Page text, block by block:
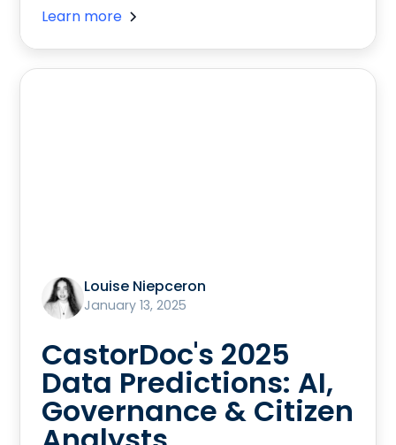
Learn more
Louise Niepceron
January 13, 2025
CastorDoc's 2025
Data Predictions: AI,
Governance & Citizen